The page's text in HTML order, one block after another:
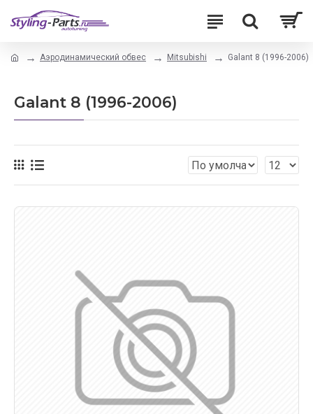
Аэродинамический обвес Mitsubishi Galant 8 (1996-2006)
Galant 8 (1996-2006)